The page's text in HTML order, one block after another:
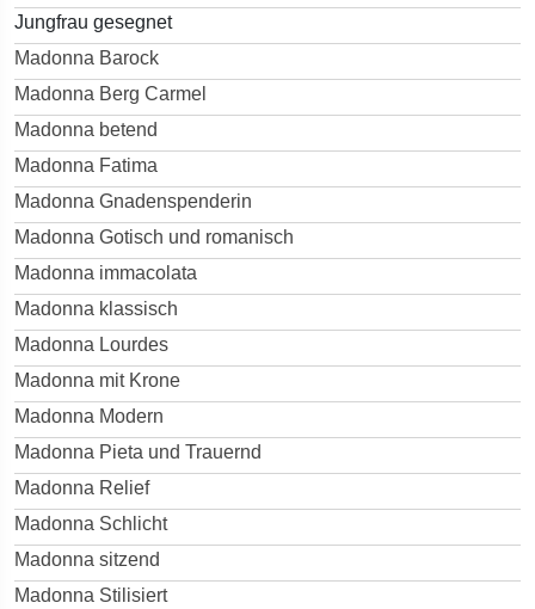
Jungfrau gesegnet
Madonna Barock
Madonna Berg Carmel
Madonna betend
Madonna Fatima
Madonna Gnadenspenderin
Madonna Gotisch und romanisch
Madonna immacolata
Madonna klassisch
Madonna Lourdes
Madonna mit Krone
Madonna Modern
Madonna Pieta und Trauernd
Madonna Relief
Madonna Schlicht
Madonna sitzend
Madonna Stilisiert